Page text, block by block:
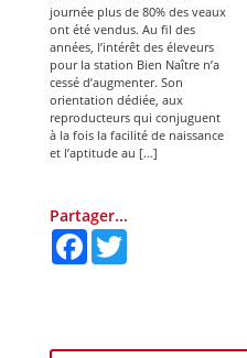
journée plus de 80% des veaux
ont été vendus. Au fil des
années, l’intérêt des éleveurs
pour la station Bien Naître n’a
cessé d’augmenter. Son
orientation dédiée, aux
reproducteurs qui conjuguent
à la fois la facilité de naissance
et l’aptitude au […]
Partager...
F
T